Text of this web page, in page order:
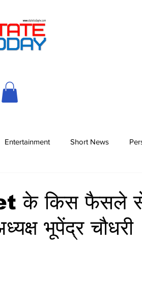
Entertainment Short News
के किस फैसले
भूपेंद्र चौधरी